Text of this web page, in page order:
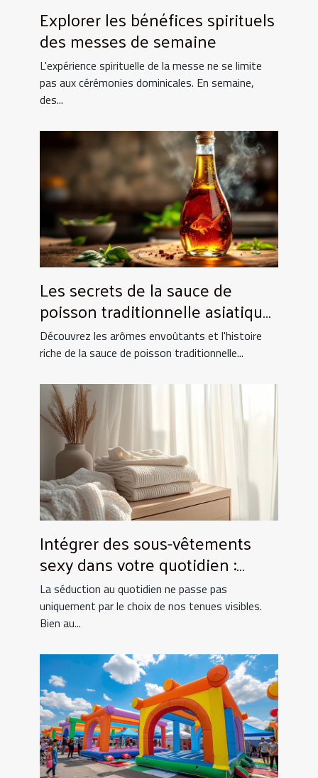
Explorer les bénéfices spirituels
des messes de semaine
L'expérience spirituelle de la messe ne se limite
pas aux cérémonies dominicales. En semaine,
des...
Les secrets de la sauce de
poisson traditionnelle asiatique
et ses utilisations culinaires
Découvrez les arômes envoûtants et l'histoire
riche de la sauce de poisson traditionnelle...
Intégrer des sous-vêtements
sexy dans votre quotidien :
Astuces et conseils
La séduction au quotidien ne passe pas
uniquement par le choix de nos tenues visibles.
Bien au...